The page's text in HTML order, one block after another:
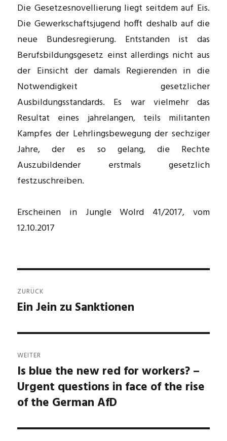
Die Gesetzesnovellierung liegt seitdem auf Eis.
Die Gewerkschaftsjugend hofft deshalb auf die
neue Bundesregierung. Entstanden ist das
Berufsbildungsgesetz einst allerdings nicht aus
der Einsicht der damals Regierenden in die
Notwendigkeit gesetzlicher
Ausbildungsstandards. Es war vielmehr das
Resultat eines jahrelangen, teils militanten
Kampfes der Lehrlingsbewegung der sechziger
Jahre, der es so gelang, die Rechte
Auszubildender erstmals gesetzlich
festzuschreiben.
Erscheinen in Jungle Wolrd 41/2017, vom
12.10.2017
Beitragsnavigation
ZURÜCK
Vorheriger
Ein Jein zu Sanktionen
WEITER
Nächster
Beitrag:
Is blue the new red for workers? –
Urgent questions in face of the rise
of the German AfD